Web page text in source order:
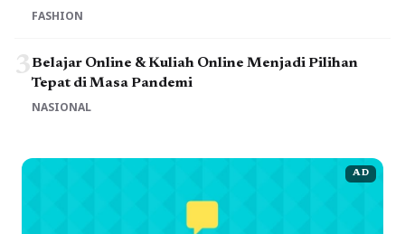
FASHION
3Belajar Online & Kuliah Online Menjadi Pilihan
Tepat di Masa Pandemi
NASIONAL
AD